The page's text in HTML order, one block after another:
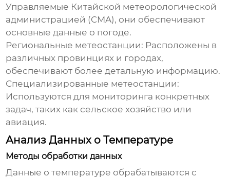
Управляемые Китайской метеорологической
администрацией (CMA), они обеспечивают
основные данные о погоде.
Региональные метеостанции: Расположены в
различных провинциях и городах,
обеспечивают более детальную информацию.
Специализированные метеостанции:
Используются для мониторинга конкретных
задач, таких как сельское хозяйство или
авиация.
Анализ Данных о Температуре
Методы обработки данных
Данные отемпературе обрабатываются с